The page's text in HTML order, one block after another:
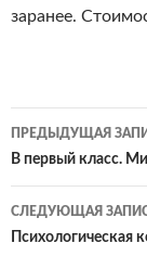
заранее.
по
записям
ПРЕДЫДУЩАЯ
В первый класс.
СЛЕДУЮЩАЯ
Психологическая